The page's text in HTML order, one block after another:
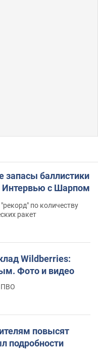
запасы баллистики
Интервью с Шарпом
по количеству
ракет
Wildberries:
Фото и видео
ПВО
повысят
подробности